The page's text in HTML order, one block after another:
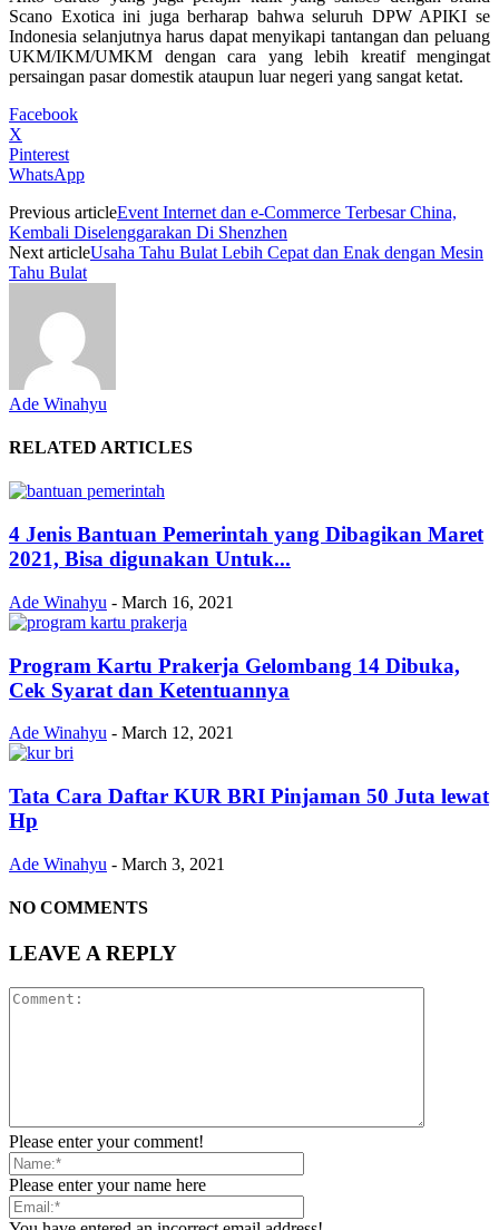
Scano Exotica ini juga berharap bahwa seluruh DPW APIKI se
Indonesia selanjutnya harus dapat menyikapi tantangan dan peluang
UKM/IKM/UMKM dengan cara yang lebih kreatif mengingat
persaingan pasar domestik ataupun luar negeri yang sangat ketat.
Facebook
X
Pinterest
WhatsApp
Previous articleEvent Internet dan e-Commerce Terbesar China,
Kembali Diselenggarakan Di Shenzhen
Next articleUsaha Tahu Bulat Lebih Cepat dan Enak dengan Mesin
Tahu Bulat
Ade Winahyu
RELATED ARTICLES
4 Jenis Bantuan Pemerintah yang Dibagikan Maret
2021, Bisa digunakan Untuk...
Ade Winahyu - March 16, 2021
Program Kartu Prakerja Gelombang 14 Dibuka,
Cek Syarat dan Ketentuannya
Ade Winahyu - March 12, 2021
Tata Cara Daftar KUR BRI Pinjaman 50 Juta lewat
Hp
Ade Winahyu - March 3, 2021
NO COMMENTS
LEAVE A REPLY
Please enter your comment!
Please enter your name here